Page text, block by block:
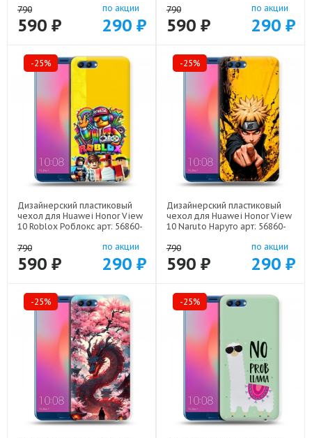
790
590 ₽
по акции
290 ₽
790
590 ₽
по акции
290 ₽
-25%
Дизайнерский пластиковый
чехол для Huawei Honor View
10 Roblox Роблокс арт: 56860-
790
590 ₽
по акции
290 ₽
-25%
Дизайнерский пластиковый
чехол для Huawei Honor View
10 Naruto Наруто арт: 56860-
790
590 ₽
по акции
290 ₽
-25% -25%